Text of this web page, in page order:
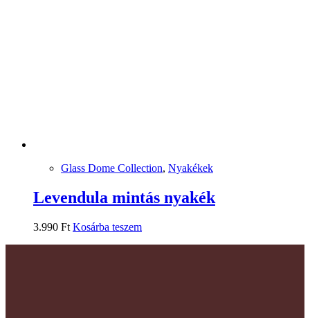
Glass Dome Collection, Nyakékek
Levendula mintás nyakék
3.990 Ft Kosárba teszem